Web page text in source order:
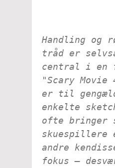
Handling og
tråd er
central i en
"Scary Movie
er til
enkelte
ofte bringer
skuespillere
andre
fokus –